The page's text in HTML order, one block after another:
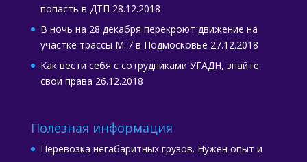
попасть в ДТП 28.12.2018
В ночь на 28 декабря перекроют движение на
участке трассы М-7 в Подмосковье 27.12.2018
Как вести себя с сотрудниками УГАДН, знайте
свои права 26.12.2018
Полезная информация
Перевозка негабаритных грузов. Нужен опыт и